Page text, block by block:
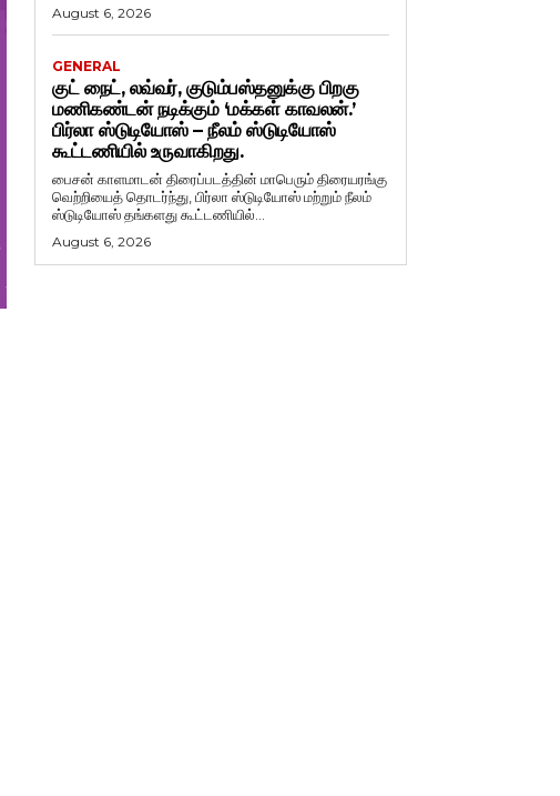
August 6, 2026
GENERAL
குட் நைட், லவ்வர், குடும்பஸ்தனுக்கு பிறகு
மணிகண்டன் நடிக்கும் ‘மக்கள் காவலன்.’
பிர்லா ஸ்டுடியோஸ் – நீலம் ஸ்டுடியோஸ்
கூட்டணியில் உருவாகிறது.
பைசன் காளமாடன் திரைப்படத்தின் மாபெரும் திரையரங்கு
வெற்றியைத் தொடர்ந்து, பிர்லா ஸ்டுடியோஸ் மற்றும் நீலம்
ஸ்டுடியோஸ் தங்களது கூட்டணியில்...
August 6, 2026